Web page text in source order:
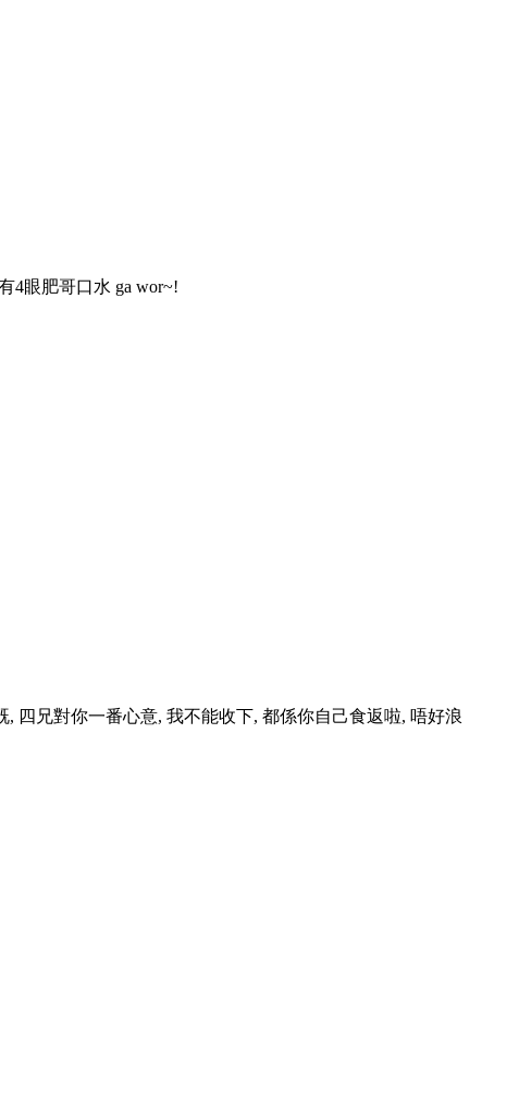
4眼肥哥口水 ga wor~!
四兄對你一番心意, 我不能收下, 都係你自己食返啦, 唔好浪